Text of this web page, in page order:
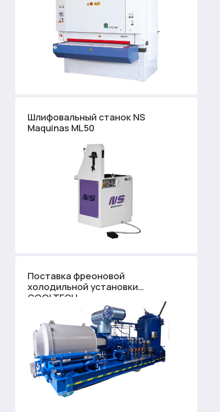
Шлифовальный станок NS
Maquinas ML50
Поставка фреоновой
холодильной установки
COOLTECH